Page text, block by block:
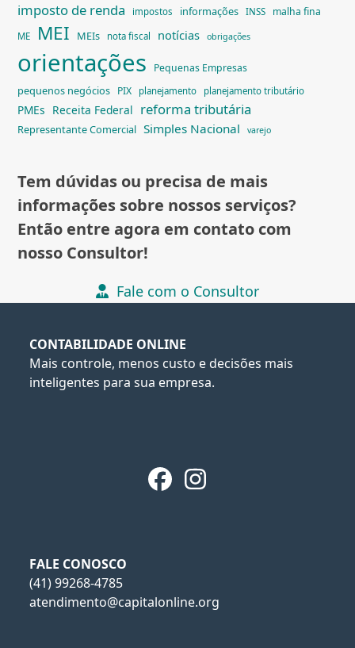
imposto de renda impostos informações INSS malha fina
ME MEI MEIs nota fiscal notícias obrigações
orientações Pequenas Empresas
pequenos negócios PIX planejamento planejamento tributário
PMEs Receita Federal reforma tributária
Representante Comercial Simples Nacional varejo
Tem dúvidas ou precisa de mais
informações sobre nossos serviços?
Então entre agora em contato com
nosso Consultor!
Fale com o Consultor
CONTABILIDADE ONLINE
Mais controle, menos custo e decisões mais
inteligentes para sua empresa.
Facebook
Instagram
FALE CONOSCO
(41) 99268-4785
atendimento@capitalonline.org